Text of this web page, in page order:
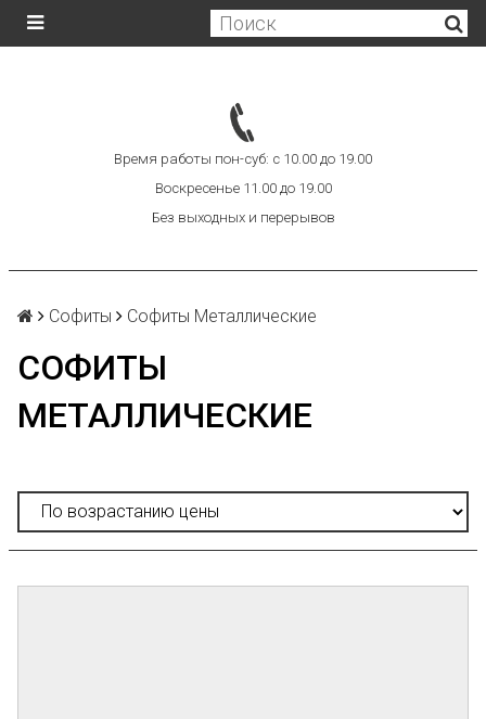
Время работы пон-суб: с 10.00 до 19.00
Воскресенье 11.00 до 19.00
Без выходных и перерывов
Софиты Софиты Металлические
СОФИТЫ
МЕТАЛЛИЧЕСКИЕ